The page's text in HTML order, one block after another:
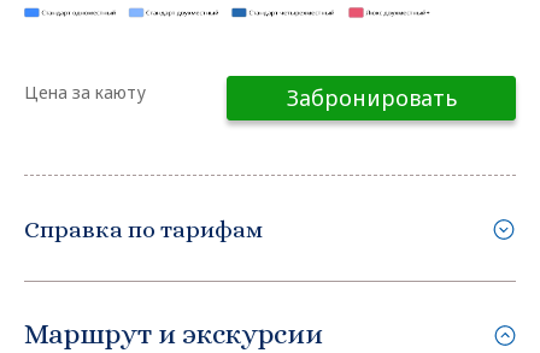
Цена за каюту Забронировать
Справка по тарифам
Маршрут и экскурсии